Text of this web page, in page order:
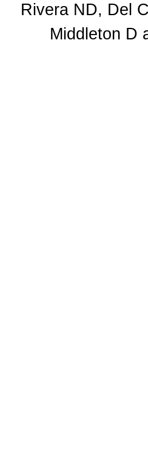
Rivera ND, Del
Middleton D